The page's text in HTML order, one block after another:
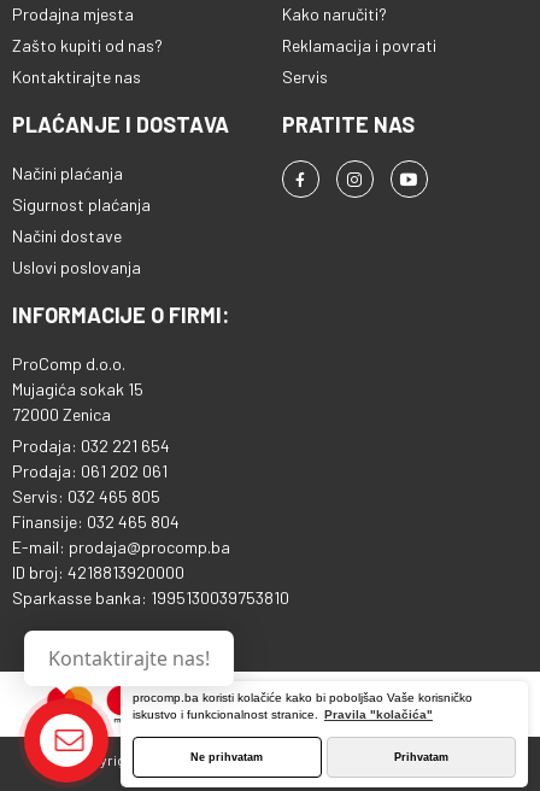
procomp.ba koristi kolačiće kako bi poboljšao Vaše korisničko
iskustvo i funkcionalnost stranice.
Pravila "kolačića"
Ne prihvatam Prihvatam
Prodajna mjesta
Zašto kupiti od nas?
Kontaktirajte nas
Kako naručiti?
Reklamacija i povrati
Servis
PLAĆANJE I DOSTAVA
Načini plaćanja
Sigurnost plaćanja
Načini dostave
Uslovi poslovanja
PRATITE NAS
INFORMACIJE O FIRMI:
ProComp d.o.o.
Mujagića sokak 15
72000 Zenica
Prodaja: 032 221 654
Prodaja: 061 202 061
Servis: 032 465 805
Finansije: 032 465 804
E-mail: prodaja@procomp.ba
ID broj: 4218813920000
Sparkasse banka: 1995130039753810
Copyright © 2013 - 2026 ProComp d.o.o. Sva prava pridržana.
Kontaktirajte nas!